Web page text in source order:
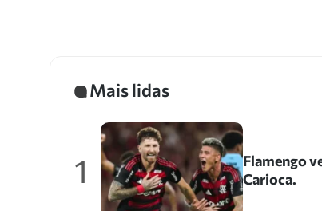
Mais lidas
1
Flamengo
Carioca.